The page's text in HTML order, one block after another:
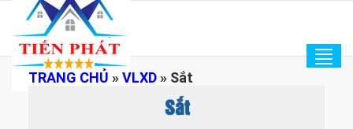
TRANG CHỦ »VLXD » Sắt
Sắt